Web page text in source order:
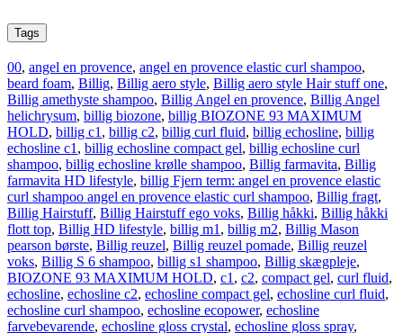
Tags
00, angel en provence, angel en provence elastic curl shampoo,
beard foam, Billig, Billig aero style, Billig aero style Hair stuff one,
Billig amethyste shampoo, Billig Angel en provence, Billig Angel
helichrysum, billig biozone, billig BIOZONE 93 MAXIMUM
HOLD, billig c1, billig c2, billig curl fluid, billig echosline, billig
echosline c1, billig echosline compact gel, billig echosline curl
shampoo, billig echosline krølle shampoo, Billig farmavita, Billig
farmavita HD lifestyle, billig Fjern term: angel en provence elastic
curl shampoo angel en provence elastic curl shampoo, Billig fragt,
Billig Hairstuff, Billig Hairstuff ego voks, Billig håkki, Billig håkki
flott top, Billig HD lifestyle, billig m1, billig m2, Billig Mason
pearson børste, Billig reuzel, Billig reuzel pomade, Billig reuzel
voks, Billig S 6 shampoo, billig s1 shampoo, Billig skægpleje,
BIOZONE 93 MAXIMUM HOLD, c1, c2, compact gel, curl fluid,
echosline, echosline c2, echosline compact gel, echosline curl fluid,
echosline curl shampoo, echosline ecopower, echosline
farvebevarende, echosline gloss crystal, echosline gloss spray,